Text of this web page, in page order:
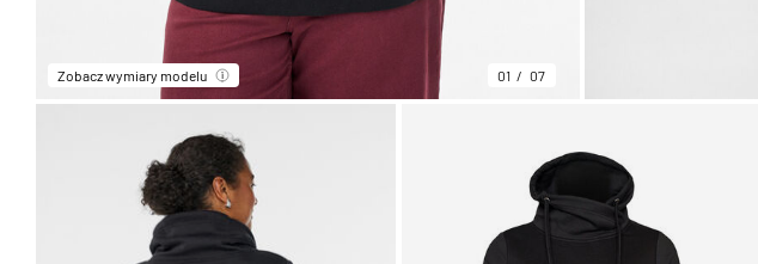
Zobacz wymiary modelu 01 07